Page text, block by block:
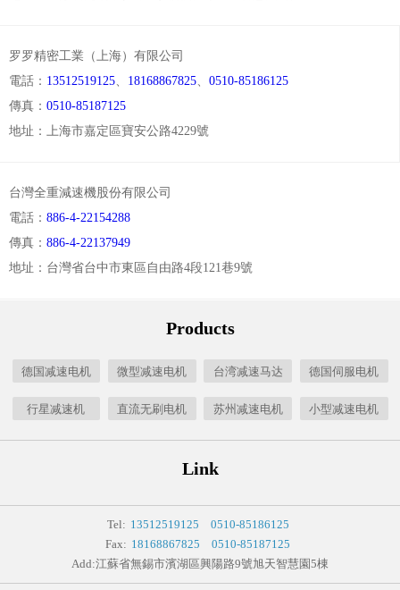
罗罗精密工業（上海）有限公司
電話： 13512519125、 18168867825、 0510-85186125
傳真： 0510-85187125
地址：上海市嘉定區寶安公路4229號
台灣全重減速機股份有限公司
電話： 886-4-22154288
傳真： 886-4-22137949
地址：台灣省台中市東區自由路4段121巷9號
Products
德国减速电机 微型减速电机 台湾减速马达 德国伺服电机
行星减速机 直流无刷电机 苏州减速电机 小型减速电机
Link
Tel: 13512519125
0510-85186125
Fax: 18168867825
0510-85187125
Add:江蘇省無錫市濱湖區興陽路9號旭天智慧園5棟